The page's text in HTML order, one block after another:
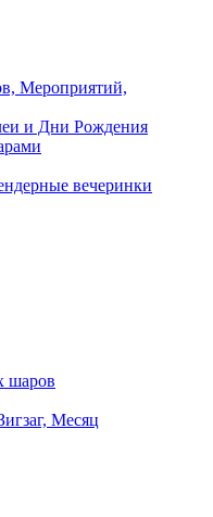
Мероприятий,
и Дни Рождения
вечеринки
шаров
Месяц